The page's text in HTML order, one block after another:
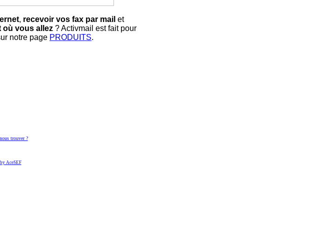
, recevoir vos fax par mail et
où vous allez ? Activmail est fait pour
notre page PRODUITS.
trouver ?
AceSEF